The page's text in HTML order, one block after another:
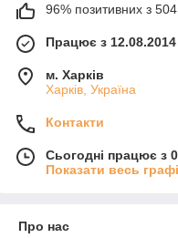
96% позитивних з 504
Працює з 12.08.2014
м. Харків
Харків, Україна
Контакти
Сьогодні працює з
Показати весь
Про нас